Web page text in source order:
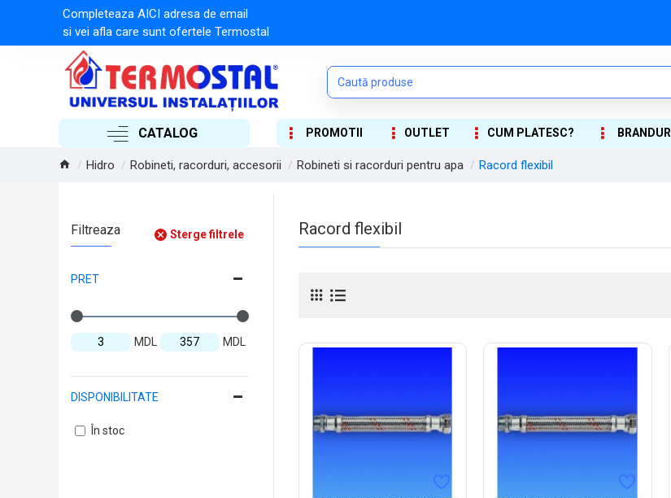
Completeaza AICI adresa de email
si vei afla care sunt ofertele Termostal
CATALOG PROMOTII OUTLET CUM PLATESC? BRANDURI
Hidro Robineti, racorduri, accesorii Robineti si racorduri pentru apa Racord flexibil
Filtreaza Sterge filtrele
PRET
MDL MDL
DISPONIBILITATE
În stoc
Racord flexibil